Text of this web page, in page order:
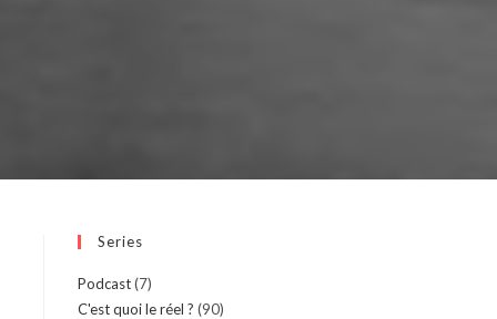
Series
Podcast(7)
C'est quoi le réel ? (90)